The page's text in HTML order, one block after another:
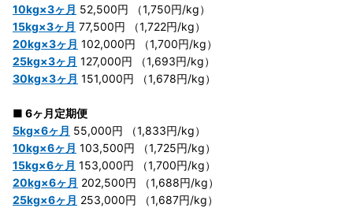
10kg×3ヶ月 52,500円 （1,750円/kg）
15kg×3ヶ月 77,500円 （1,722円/kg）
20kg×3ヶ月 102,000円 （1,700円/kg）
25kg×3ヶ月 127,000円 （1,693円/kg）
30kg×3ヶ月 151,000円 （1,678円/kg）
■ 6ヶ月定期便
5kg×6ヶ月 55,000円 （1,833円/kg）
10kg×6ヶ月 103,500円 （1,725円/kg）
15kg×6ヶ月 153,000円 （1,700円/kg）
20kg×6ヶ月 202,500円 （1,688円/kg）
25kg×6ヶ月 253,000円 （1,687円/kg）